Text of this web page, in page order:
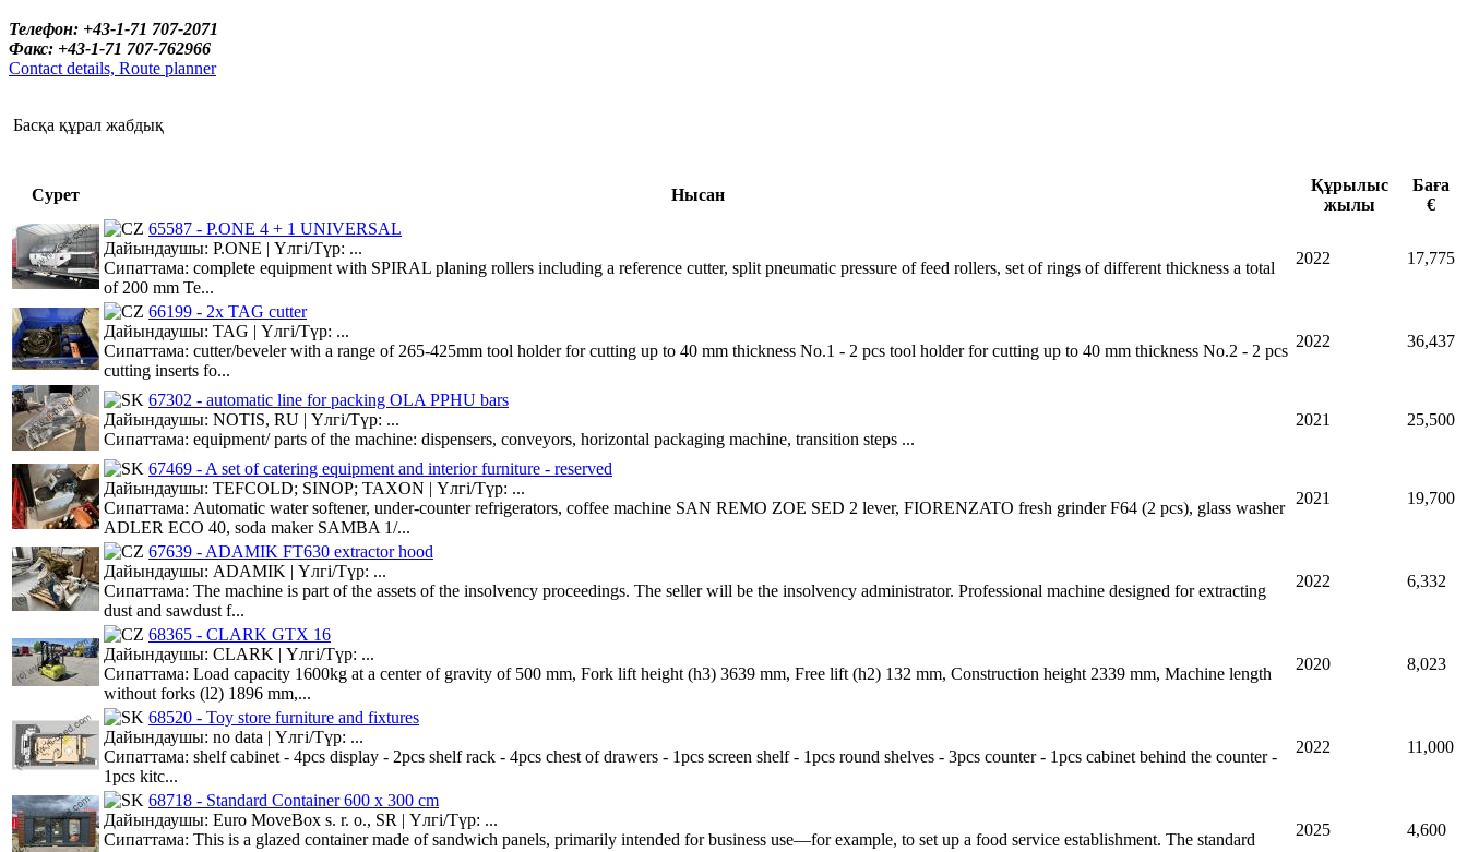
Телефон: +43-1-71 707-2071
Факс: +43-1-71 707-762966
Contact details, Route planner
Басқа құрал жабдық
Сурет Нысан
Құрылыс
жылы
Баға
€
65587 - P.ONE 4 + 1 UNIVERSAL
Дайындаушы: P.ONE | Үлгі/Түр: ...
Сипаттама: complete equipment with SPIRAL planing rollers including a reference cutter, split pneumatic pressure of feed rollers, set of rings of different thickness a total
of 200 mm Te...
2022 17,775
66199 - 2x TAG cutter
Дайындаушы: TAG | Үлгі/Түр: ...
Сипаттама: cutter/beveler with a range of 265-425mm tool holder for cutting up to 40 mm thickness No.1 - 2 pcs tool holder for cutting up to 40 mm thickness No.2 - 2 pcs
cutting inserts fo...
2022 36,437
67302 - automatic line for packing OLA PPHU bars
Дайындаушы: NOTIS, RU | Үлгі/Түр: ...
Сипаттама: equipment/ parts of the machine: dispensers, conveyors, horizontal packaging machine, transition steps ...
2021 25,500
67469 - A set of catering equipment and interior furniture - reserved
Дайындаушы: TEFCOLD; SINOP; TAXON | Үлгі/Түр: ...
Сипаттама: Automatic water softener, under-counter refrigerators, coffee machine SAN REMO ZOE SED 2 lever, FIORENZATO fresh grinder F64 (2 pcs), glass washer
ADLER ECO 40, soda maker SAMBA 1/...
2021 19,700
67639 - ADAMIK FT630 extractor hood
Дайындаушы: ADAMIK | Үлгі/Түр: ...
Сипаттама: The machine is part of the assets of the insolvency proceedings. The seller will be the insolvency administrator. Professional machine designed for extracting
dust and sawdust f...
2022 6,332
68365 - CLARK GTX 16
Дайындаушы: CLARK | Үлгі/Түр: ...
Сипаттама: Load capacity 1600kg at a center of gravity of 500 mm, Fork lift height (h3) 3639 mm, Free lift (h2) 132 mm, Construction height 2339 mm, Machine length
without forks (l2) 1896 mm,...
2020 8,023
68520 - Toy store furniture and fixtures
Дайындаушы: no data | Үлгі/Түр: ...
Сипаттама: shelf cabinet - 4pcs display - 2pcs shelf rack - 4pcs chest of drawers - 1pcs screen shelf - 1pcs round shelves - 3pcs counter - 1pcs cabinet behind the counter -
1pcs kitc...
2022 11,000
68718 - Standard Container 600 x 300 cm
Дайындаушы: Euro MoveBox s. r. o., SR | Үлгі/Түр: ...
Сипаттама: This is a glazed container made of sandwich panels, primarily intended for business use—for example, to set up a food service establishment. The standard
2025 4,600